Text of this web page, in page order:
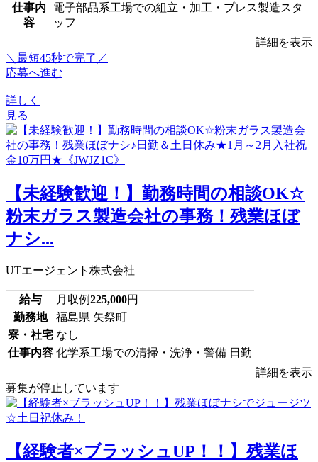
仕事内
容
電子部品系工場での組立・加工・プレス製造スタ
ッフ
詳細を表示
＼最短45秒で完了／
応募へ進む
詳しく
見る
【未経験歓迎！】勤務時間の相談OK☆
粉末ガラス製造会社の事務！残業ほぼ
ナシ...
UTエージェント株式会社
給与 月収例225,000円
勤務地
福島県 矢祭町
寮・社宅 なし
仕事内容 化学系工場での清掃・洗浄・警備 日勤
詳細を表示
募集が停止しています
【経験者×ブラッシュUP！！】残業ほ